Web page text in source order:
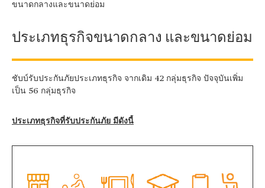
ขนาดกลางและขนาดย่อม
ประเภทธุรกิจขนาดกลาง และขนาดย่อม
ชับบ์รับประกันภัยประเภทธุรกิจ จากเดิม 42 กลุ่มธุรกิจ ปัจจุบันเพิ่ม
เป็น 56 กลุ่มธุรกิจ
ประเภทธุรกิจที่รับประกันภัย มีดังนี้